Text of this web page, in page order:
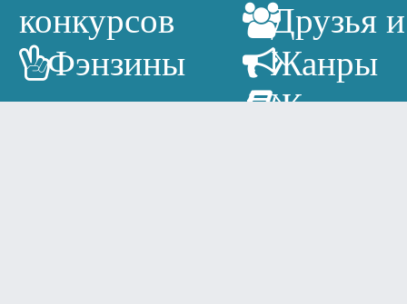
конкурсов
Фэнзины
Друзья
Жанры